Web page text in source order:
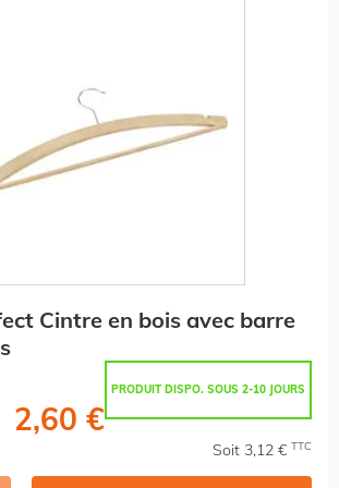
Cintre en bois avec barre
PRODUIT DISPO. SOUS 2-10 JOURS
2,60 €
Soit 3,12 € TTC